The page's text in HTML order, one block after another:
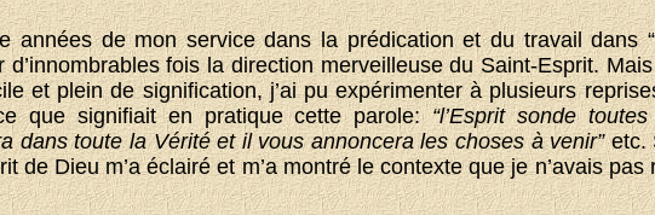
années de mon service dans la prédication et du travail dans
d’innombrables fois la direction merveilleuse du Saint-Esprit.
et plein de signification, j’ai pu expérimenter à plusieurs
que signifiait en pratique cette parole:“l’Esprit sonde toutes
dans toute la Vérité et il vous annoncera les choses à venir”etc.
de Dieu m’a éclairé et m’a montré le contexte que je n’avais pas